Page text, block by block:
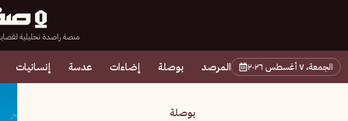
منصة راصدة تحليلية
الجمعة، ٧ أغسطس ٢٠٢٦ المرصد بوصلة إضاءات عدسة إنسانيات
بوصلة